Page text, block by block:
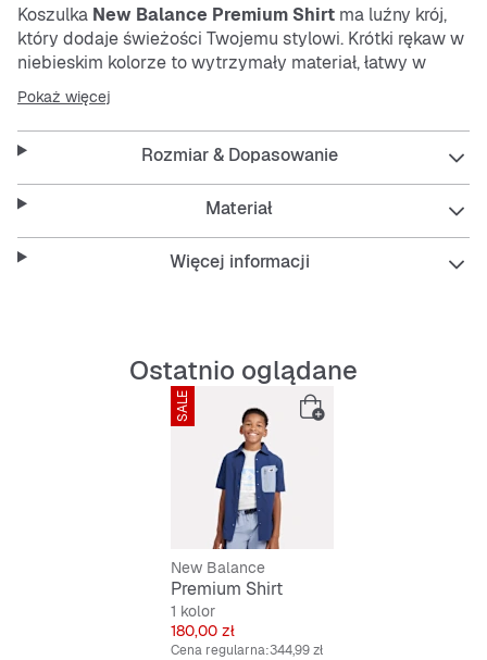
Koszulka New Balance Premium Shirt ma luźny krój,
który dodaje świeżości Twojemu stylowi. Krótki rękaw w
niebieskim kolorze to wytrzymały materiał, łatwy w
pielęgnacji. Praktyczna kieszonka na piersi z zamkiem
błyskawicznym to fajny detal.
Wytrzymały, trwały materiał
Łatwy w pielęgnacji
Kieszonka na piersi z zamkiem błyskawicznym
Pokaż więcej
Rozmiar & Dopasowanie
Materiał
Więcej informacji
Ostatnio oglądane
SALE
New Balance
Premium Shirt
1 kolor
Cena
180,00 zł
Cena regularna:344,99 zł